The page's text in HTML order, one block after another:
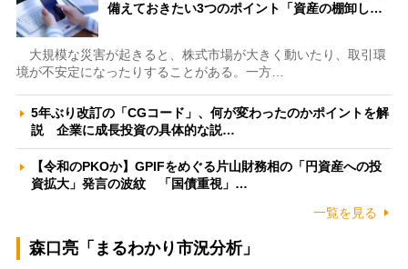
備えておきたい3つのポイント「資産の棚卸し…
大規模な災害が起きると、株式市場が大きく動いたり、取引環
境が不安定になったりすることがある。一方…
5年ぶり改訂の「CGコード」、何が変わったのかポイントを解
説 企業に成長投資の具体的な説…
【令和のPKOか】GPIFをめぐる片山財務相の「円資産への投
資拡大」発言の波紋 「国債重視」…
一覧を見る
森口亮「まるわかり市況分析」